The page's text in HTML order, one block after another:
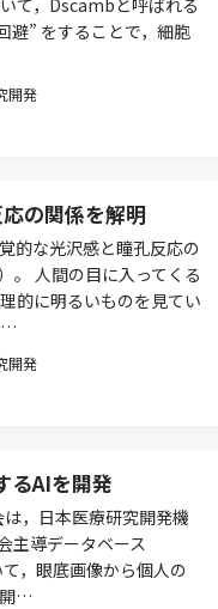
て，Dscambと呼ばれる
避” をすることで，細胞
開発
の関係を解明
的な光沢感と瞳孔反応の
。 人間の目に入ってくる
的に明るいものを見てい
…
開発
るAIを開発
，日本医療研究開発機
主導データベース
，眼底画像から個人の
開…